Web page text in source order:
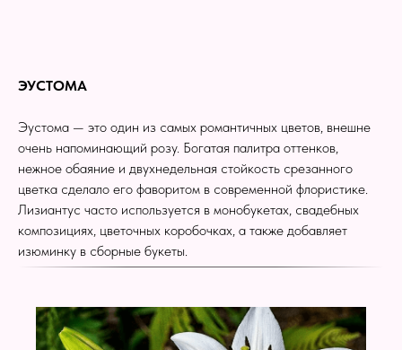
ЭУСТОМА
Эустома — это один из самых романтичных цветов, внешне
очень напоминающий розу. Богатая палитра оттенков,
нежное обаяние и двухнедельная стойкость срезанного
цветка сделало его фаворитом в современной флористике.
Лизиантус часто используется в монобукетах, свадебных
композициях, цветочных коробочках, а также добавляет
изюминку в сборные букеты.